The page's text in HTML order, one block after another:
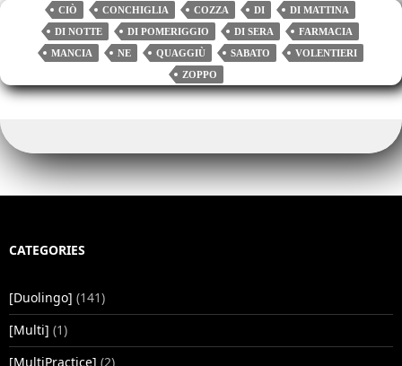
r
nk
pp
CIÒ CONCHIGLIA COZZA DI
DI MATTINA
DI NOTTE
DI POMERIGGIO DI SERA
FARMACIA
MANCIA
NE QUAGGIÙ SABATO
VOLENTIERI
ZOPPO
CATEGORIES
[Duolingo] (141)
[Multi] (1)
[MultiPractice] (2)